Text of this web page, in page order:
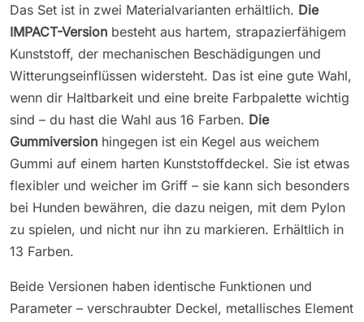
Das Set ist in zwei Materialvarianten erhältlich. Die
IMPACT-Version besteht aus hartem, strapazierfähigem
Kunststoff, der mechanischen Beschädigungen und
Witterungseinflüssen widersteht. Das ist eine gute Wahl,
wenn dir Haltbarkeit und eine breite Farbpalette wichtig
sind – du hast die Wahl aus 16 Farben. Die
Gummiversion hingegen ist ein Kegel aus weichem
Gummi auf einem harten Kunststoffdeckel. Sie ist etwas
flexibler und weicher im Griff – sie kann sich besonders
bei Hunden bewähren, die dazu neigen, mit dem Pylon
zu spielen, und nicht nur ihn zu markieren. Erhältlich in
13 Farben.
Beide Versionen haben identische Funktionen und
Parameter – verschraubter Deckel, metallisches Element